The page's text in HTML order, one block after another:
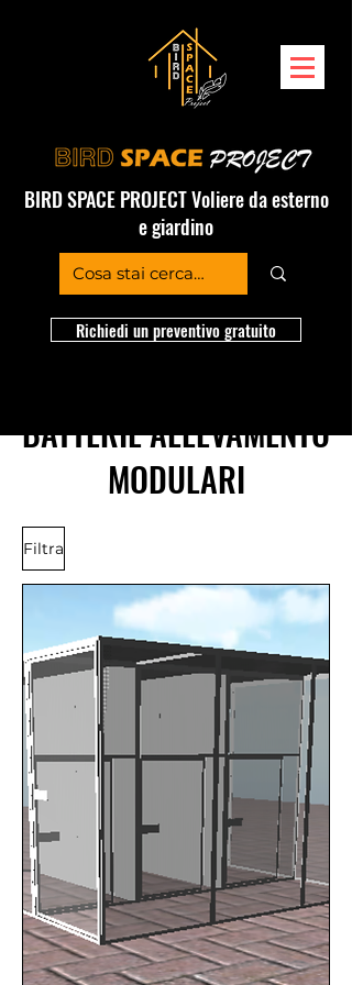
BIRD SPACE PROJECT Voliere da esterno
e giardino
Richiedi un preventivo gratuito
BATTERIE ALLEVAMENTO
MODULARI
Filtra